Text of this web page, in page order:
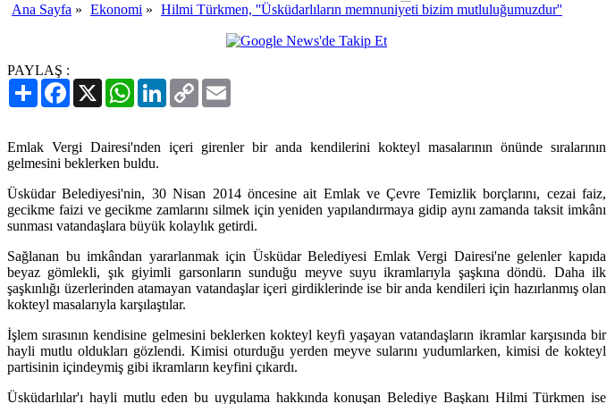
Ana Sayfa » Ekonomi » Hilmi Türkmen, ''Üsküdarlıların memnuniyeti bizim mutluluğumuzdur''
PAYLAŞ :
PaylaşFacebook
X WhatsAppLinkedIn
Copy
Link
Emlak Vergi Dairesi'nden içeri girenler bir anda kendilerini kokteyl masalarının önünde sıralarının
gelmesini beklerken buldu.
Üsküdar Belediyesi'nin, 30 Nisan 2014 öncesine ait Emlak ve Çevre Temizlik borçlarını, cezai faiz,
gecikme faizi ve gecikme zamlarını silmek için yeniden yapılandırmaya gidip aynı zamanda taksit imkânı
sunması vatandaşlara büyük kolaylık getirdi.
Sağlanan bu imkândan yararlanmak için Üsküdar Belediyesi Emlak Vergi Dairesi'ne gelenler kapıda
beyaz gömlekli, şık giyimli garsonların sunduğu meyve suyu ikramlarıyla şaşkına döndü. Daha ilk
şaşkınlığı üzerlerinden atamayan vatandaşlar içeri girdiklerinde ise bir anda kendileri için hazırlanmış olan
kokteyl masalarıyla karşılaştılar.
İşlem sırasının kendisine gelmesini beklerken kokteyl keyfi yaşayan vatandaşların ikramlar karşısında bir
hayli mutlu oldukları gözlendi. Kimisi oturduğu yerden meyve sularını yudumlarken, kimisi de kokteyl
partisinin içindeymiş gibi ikramların keyfini çıkardı.
Üsküdarlılar'ı hayli mutlu eden bu uygulama hakkında konuşan Belediye Başkanı Hilmi Türkmen ise